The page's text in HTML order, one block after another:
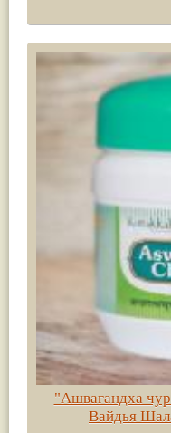
"Ашвагандха
Вайдья